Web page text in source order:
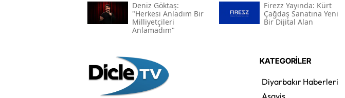
Deniz Göktaş:
"herkesi Anladım Bir
Milliyetçileri
Anlamadım"
Firezz Yayında: Kürt
Çağdaş Sanatına Yeni
Bir Dijital Alan
KATEGORİLER
Diyarbakır Haberleri